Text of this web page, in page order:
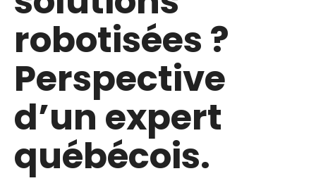
robotisées ?
Perspective
d’un expert
québécois.